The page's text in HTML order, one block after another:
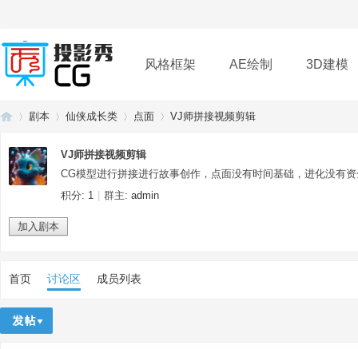
风格框架 AE绘制 3D建模
插件 帮助 下载
投 ›
剧本 仙侠成长类 点面 VJ师拼接视频剪辑
VJ师拼接视频剪辑
CG模型进行拼接进行故事创作，点面没有时间基础，进化没有
积分: 1
群主: admin
加入剧本
首页 讨论区 成员列表